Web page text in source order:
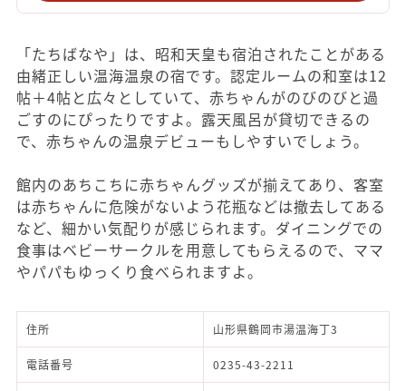
「たちばなや」は、昭和天皇も宿泊されたことがある
由緒正しい温海温泉の宿です。認定ルームの和室は12
帖＋4帖と広々としていて、赤ちゃんがのびのびと過
ごすのにぴったりですよ。露天風呂が貸切できるの
で、赤ちゃんの温泉デビューもしやすいでしょう。
館内のあちこちに赤ちゃんグッズが揃えてあり、客室
は赤ちゃんに危険がないよう花瓶などは撤去してある
など、細かい気配りが感じられます。ダイニングでの
食事はベビーサークルを用意してもらえるので、ママ
やパパもゆっくり食べられますよ。
住所 山形県鶴岡市湯温海丁3
電話番号 0235-43-2211